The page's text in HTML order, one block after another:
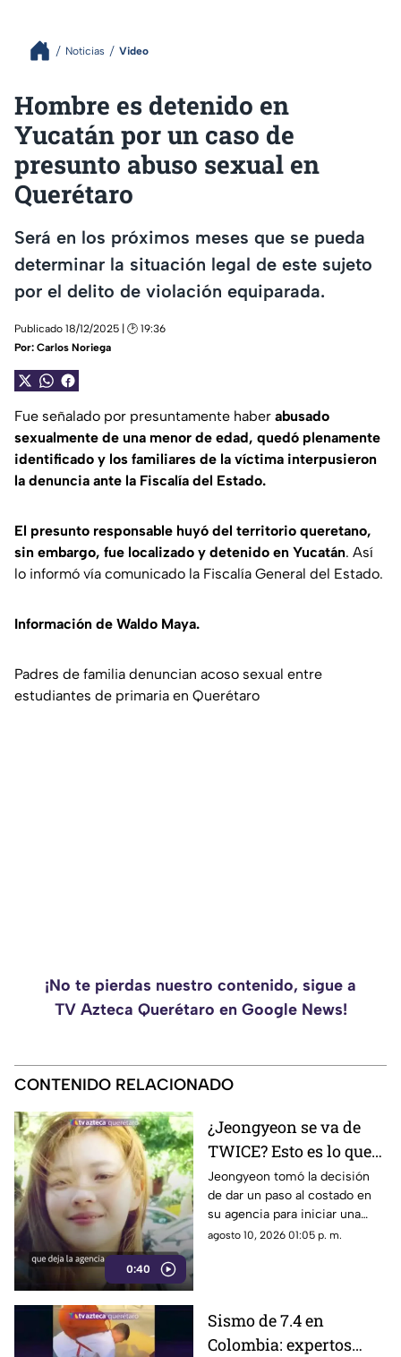
Noticias Video
Hombre es detenido en
Yucatán por un caso de
presunto abuso sexual en
Querétaro
Será en los próximos meses que se pueda
determinar la situación legal de este sujeto
por el delito de violación equiparada.
Publicado 18/12/2025 | 🕑 19:36
Por: Carlos Noriega
Fue señalado por presuntamente haber abusado
sexualmente de una menor de edad, quedó plenamente
identificado y los familiares de la víctima interpusieron
la denuncia ante la Fiscalía del Estado.
El presunto responsable huyó del territorio queretano,
sin embargo, fue localizado y detenido en Yucatán. Así
lo informó vía comunicado la Fiscalía General del Estado.
Información de Waldo Maya.
Padres de familia denuncian acoso sexual entre
estudiantes de primaria en Querétaro
¡No te pierdas nuestro contenido, sigue a
TV Azteca Querétaro en Google News!
CONTENIDO RELACIONADO
0:40
¿Jeongyeon se va de
TWICE? Esto es lo que
se sabe sobre la
permanencia de la
integrante
Jeongyeon tomó la decisión
de dar un paso al costado en
su agencia para iniciar una
nueva etapa profesional;
agosto 10, 2026 01:05 p. m.
Sismo de 7.4 en
Colombia: expertos